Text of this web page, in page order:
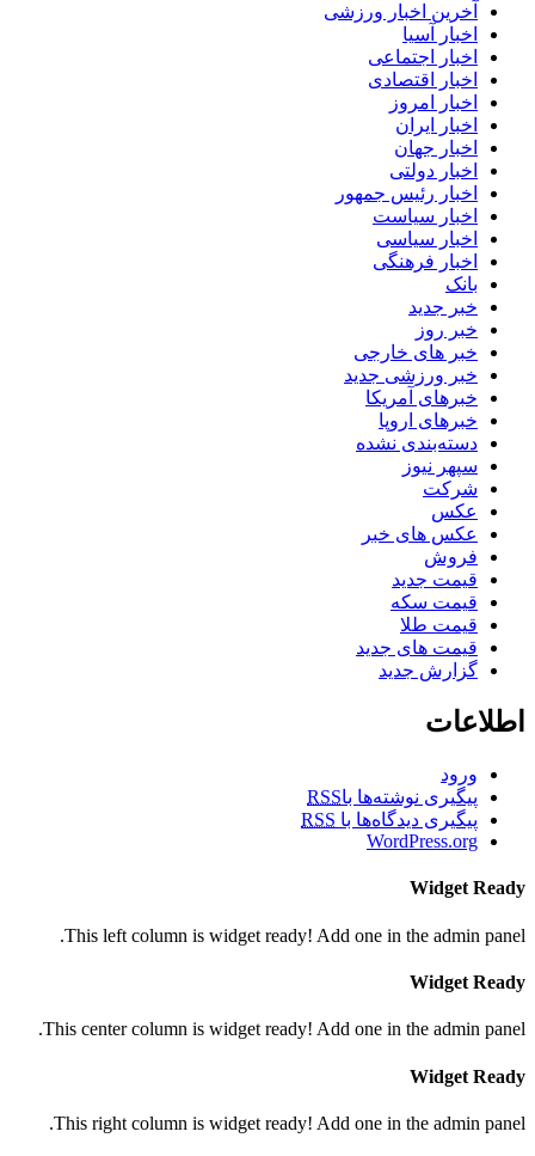
آخرین اخبار ورزشی
اخبار آسیا
اخبار اجتماعی
اخبار اقتصادی
اخبار امروز
اخبار ایران
اخبار جهان
اخبار دولتی
اخبار رئیس جمهور
اخبار سیاست
اخبار سیاسی
اخبار فرهنگی
بانک
خبر جدید
خبر روز
خبر های خارجی
خبر ورزشی جدید
خبرهای آمریکا
خبرهای اروپا
دسته‌بندی نشده
سپهر نیوز
شرکت
عکس
عکس های خبر
فروش
قیمت جدید
قیمت سکه
قیمت طلا
قیمت های جدید
گزارش جدید
اطلاعات
ورود
پیگیری نوشته‌ها باRSS
پیگیری دیدگاه‌ها با RSS
WordPress.org
Widget Ready
This left column is widget ready! Add one in the admin panel.
Widget Ready
This center column is widget ready! Add one in the admin panel.
Widget Ready
This right column is widget ready! Add one in the admin panel.